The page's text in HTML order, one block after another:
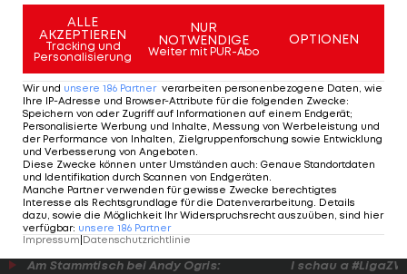
Deutsche Bundesliga - Tabelle>>>
ÖFB-Legionäre im Einsatz:
Philipp Lienhart(Freiburg): 90 Minuten
Manuel Prietl(Bielefeld): 90 Minuten
Christian Gebauer(Bielefeld): in der 82.
eingewechselt
Am Stammtisch bei Andy Ogris:
I schau a
ALLE
AKZEPTIEREN
Tracking und
Personalisierung
NUR
NOTWENDIGE
Weiter mit PUR-Abo
OPTIONEN
Wir und unsere 186 Partner verarbeiten personenbezogene Daten, wie
Ihre IP-Adresse und Browser-Attribute für die folgenden Zwecke:
Speichern von oder Zugriff auf Informationen auf einem Endgerät;
Personalisierte Werbung und Inhalte, Messung von Werbeleistung und
der Performance von Inhalten, Zielgruppenforschung sowie Entwicklung
und Verbesserung von Angeboten.
Diese Zwecke können unter Umständen auch: Genaue Standortdaten
und Identifikation durch Scannen von Endgeräten.
Manche Partner verwenden für gewisse Zwecke berechtigtes
Interesse als Rechtsgrundlage für die Datenverarbeitung. Details
dazu, sowie die Möglichkeit Ihr Widerspruchsrecht auszuüben, sind hier
verfügbar: unsere 186 Partner
Impressum Datenschutzrichtlinie